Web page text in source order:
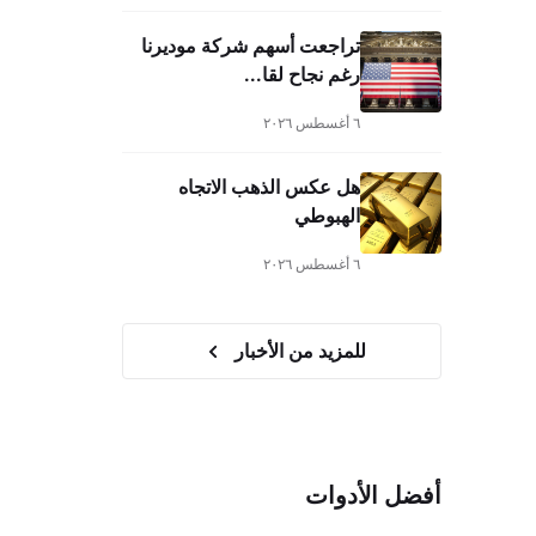
تراجعت أسهم شركة موديرنا
رغم نجاح لقا...
٦ أغسطس ٢٠٢٦
هل عكس الذهب الاتجاه
الهبوطي
٦ أغسطس ٢٠٢٦
للمزيد من الأخبار
أفضل الأدوات